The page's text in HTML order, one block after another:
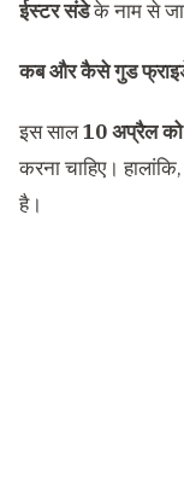
ईस्टर संडेके नाम से
कब और कैसे गुड
इस साल10 अप्रैल को
करना चाहिए।
है।